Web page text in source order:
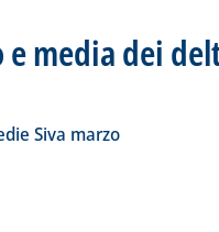
media dei
la notizia: 'Medie
Siva marzo